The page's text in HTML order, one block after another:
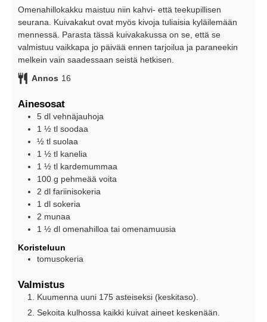
Omenahillokakku maistuu niin kahvi- että teekupillisen
seurana. Kuivakakut ovat myös kivoja tuliaisia kyläilemään
mennessä. Parasta tässä kuivakakussa on se, että se
valmistuu vaikkapa jo päivää ennen tarjoilua ja paraneekin
melkein vain saadessaan seistä hetkisen.
Annos 16
Ainesosat
5 dl vehnäjauhoja
1 ½ tl soodaa
½ tl suolaa
1 ½ tl kanelia
1 ½ tl kardemummaa
100 g pehmeää voita
2 dl fariinisokeria
1 dl sokeria
2 munaa
1 ½ dl omenahilloa tai omenamuusia
Koristeluun
tomusokeria
Valmistus
Kuumenna uuni 175 asteiseksi (keskitaso).
Sekoita kulhossa kaikki kuivat aineet keskenään.